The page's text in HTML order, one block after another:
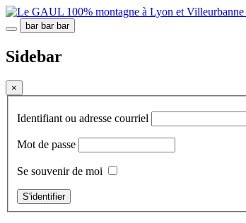
bar bar bar
Sidebar
×
Identifiant ou adresse courriel
Mot de passe
Se souvenir de moi
S'identifier